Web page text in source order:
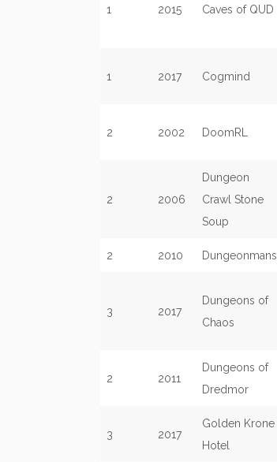
1 2015 Caves of QUD
1 2017 Cogmind
2 2002 DoomRL
2 2006
Dungeon
Crawl Stone
Soup
2 2010 Dungeonmans
3 2017
Dungeons of
Chaos
2 2011
Dungeons of
Dredmor
3 2017
Golden Krone
Hotel